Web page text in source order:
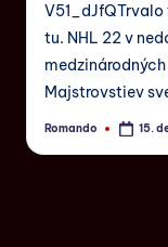
V51_dJfQTrvalo
tu. NHL 22 v
Majstrovstiev
Romando 15.